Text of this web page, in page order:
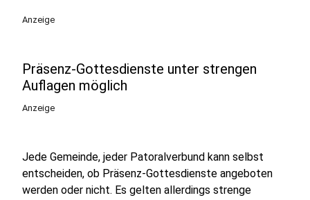
Anzeige
Präsenz-Gottesdienste unter strengen
Auflagen möglich
Anzeige
Jede Gemeinde, jeder Patoralverbund kann selbst
entscheiden, ob Präsenz-Gottesdienste angeboten
werden oder nicht. Es gelten allerdings strenge